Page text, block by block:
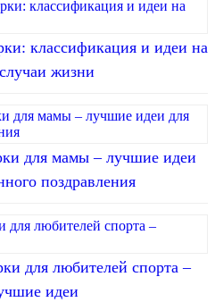
классификация и идеи на
жизни
для мамы – лучшие идеи
поздравления
для любителей спорта –
идеи